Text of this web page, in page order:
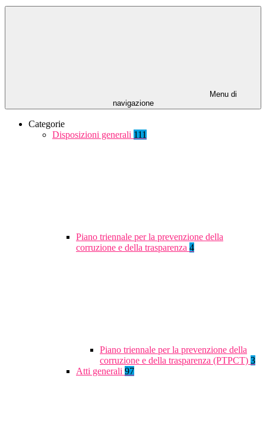
Menu di
navigazione
Categorie
Disposizioni generali 111
Piano triennale per la prevenzione della
corruzione e della trasparenza 4
Piano triennale per la prevenzione della
corruzione e della trasparenza (PTPCT) 3
Atti generali 97